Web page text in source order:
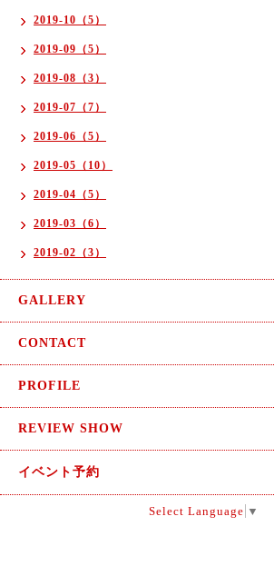
2019-10（5）
2019-09（5）
2019-08（3）
2019-07（7）
2019-06（5）
2019-05（10）
2019-04（5）
2019-03（6）
2019-02（3）
GALLERY
CONTACT
PROFILE
REVIEW SHOW
イベント予約
Select Language ▼